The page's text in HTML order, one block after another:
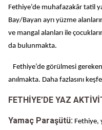
Fethiye’de muhafazakâr tatil
Bay/Bayan ayrı yüzme
ve mangal alanları ile
da bulunmakta.
Fethiye’de görülmesi
anılmakta. Daha fazlasını
FETHİYE’DE YAZ
Yamaç Paraşütü: Fethiye,